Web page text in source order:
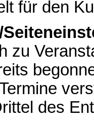
für den
zu
des